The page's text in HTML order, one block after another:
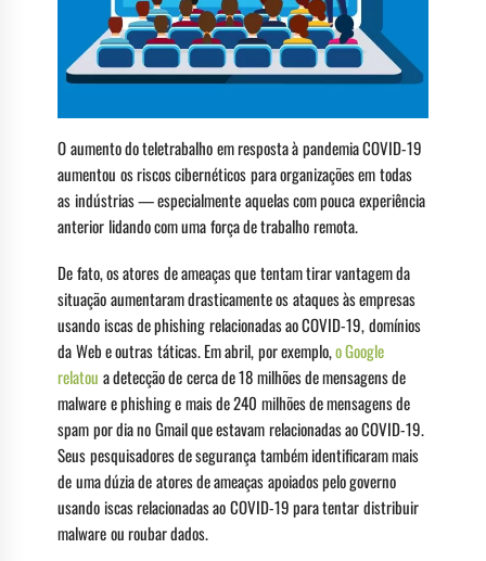
O aumento do teletrabalho em resposta à pandemia COVID-19
aumentou os riscos cibernéticos para organizações em todas
as indústrias — especialmente aquelas com pouca experiência
anterior lidando com uma força de trabalho remota.
De fato, os atores de ameaças que tentam tirar vantagem da
situação aumentaram drasticamente os ataques às empresas
usando iscas de phishing relacionadas ao COVID-19, domínios
da Web e outras táticas. Em abril, por exemplo,o Google
relatou a detecção de cerca de 18 milhões de mensagens de
malware e phishing e mais de 240 milhões de mensagens de
spam por dia no Gmail que estavam relacionadas ao COVID-19.
Seus pesquisadores de segurança também identificaram mais
de uma dúzia de atores de ameaças apoiados pelo governo
usando iscas relacionadas ao COVID-19 para tentar distribuir
malware ou roubar dados.